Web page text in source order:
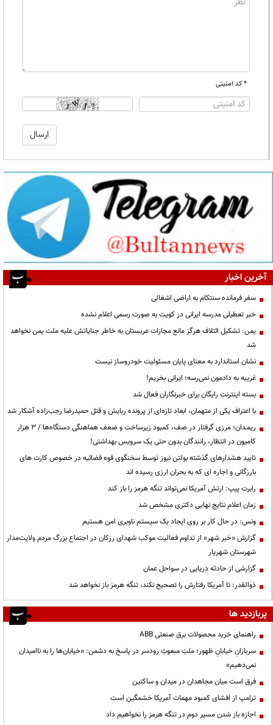
* کد امنیتی
آخرین اخبار
سفر فرمانده سنتکام به اراضی اشغالی
خبر تعطیلی مدرسه ایرانی در کویت به صورت رسمی اعلام نشده
یمن: تشکیل ائتلاف هرگز مانع مجازات عربستان به خاطر جنایاتش علیه ملت یمن نخواهد
شد
نشان استاندارد به معنای پایان مسئولیت خودروساز نیست
غریبه به دادمون نمی‌رسه؛ ایرانی بخریم!
بسته اینترنت رایگان برای خبرنگاران فعال شد
با اعتراف یکی از متهمان، ابعاد تازه‌ای از پرونده ربایش و قتل حمیدرضا رجب‌زاده آشکار شد
ریمـدان؛ مرزی گرفتار در صف، کمبود زیرساخت و ضعف هماهنگی دستگاه‌ها / ۳ هزار
کامیون در انتظار، رانندگان بدون حتی یک سرویس بهداشتی!
تایید هشدارهای گذشته بولتن نیوز توسط سخنگوی قوه قضائیه در خصوص کارت های
بارزگانی و اجاره ای که به بحران ارزی رسیده اند
رابرت پیپ: ارتش آمریکا نمی‌تواند تنگه هرمز را باز کند
زمان اعلام نتایج نهایی دکتری مشخص شد
ونس: در حال کار بر روی ایجاد یک سیستم ناوبری امن هستیم
گزارش «خبر شهر» از تداوم فعالیت موکب شهدای رزکان در اجتماع بزرگ مردم ولایت‌مدار
شهرستان شهریار
گزارشی از حادثه دریایی در سواحل عمان
ذوالقدر: تا آمریکا رفتارش را تصحیح نکند، تنگه هرمز باز نخواهد شد
پربازدید ها
راهنمای خرید محصولات برق صنعتی ABB
سربازانِ خیابانِ ظهور؛ ملتِ مبعوثِ رودسر در پاسخ به دشمن: «خیابان‌ها را به ناامیدان
نمی‌دهیم»
فرق است میان مجاهدان در میدان و ساکتین
ترامپ از افشای کمبود مهمات آمریکا خشمگین است
اجازه باز شدن مسیر دوم در تنگه هرمز را نخواهیم داد